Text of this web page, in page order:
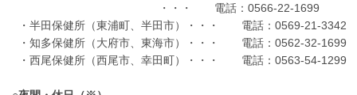
・・・ 電話：0566-22-1699
・半田保健所（東浦町、半田市）・・・ 電話：0569-21-3342
・知多保健所（大府市、東海市）・・・ 電話：0562-32-1699
・西尾保健所（西尾市、幸田町）・・・ 電話：0563-54-1299